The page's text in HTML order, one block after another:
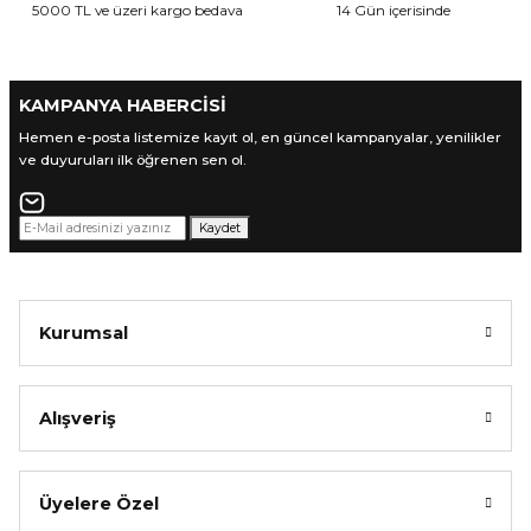
Gönder
5000 TL ve üzeri kargo bedava
14 Gün içerisinde
KAMPANYA HABERCİSİ
Hemen e-posta listemize kayıt ol, en güncel kampanyalar, yenilikler
ve duyuruları ilk öğrenen sen ol.
Kaydet
Kurumsal
Alışveriş
Üyelere Özel